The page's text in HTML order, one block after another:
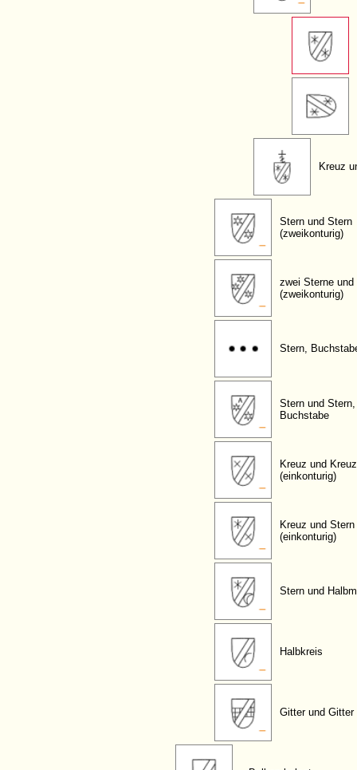
Kreuz
Stern und Stern
(zweikonturig)
zwei Sterne und
(zweikonturig)
Stern,
Stern und Stern,
Buchstabe
Kreuz und Kreuz
(einkonturig)
Kreuz und Stern
(einkonturig)
Stern und
Halbkreis
Gitter und Gitter